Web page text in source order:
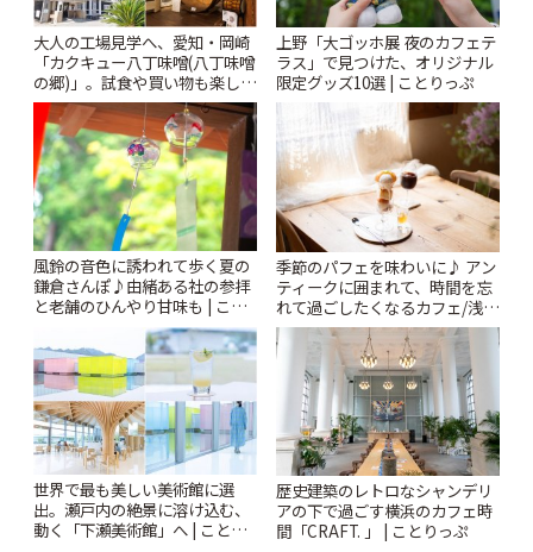
大人の工場見学へ、愛知・岡崎
「カクキュー八丁味噌(八丁味噌
の郷)」。試食や買い物も楽しみ
♪ | ことりっぷ
上野「大ゴッホ展 夜のカフェテ
ラス」で見つけた、オリジナル
限定グッズ10選 | ことりっぷ
風鈴の音色に誘われて歩く夏の
鎌倉さんぽ♪由緒ある社の参拝
と老舗のひんやり甘味も | こと
季節のパフェを味わいに♪ アン
ティークに囲まれて、時間を忘
れて過ごしたくなるカフェ/浅草
「annorum cafe」 | ことりっぷ
世界で最も美しい美術館に選
出。瀬戸内の絶景に溶け込む、
動く「下瀬美術館」へ | ことり
歴史建築のレトロなシャンデリ
アの下で過ごす横浜のカフェ時
間「CRAFT. 」 | ことりっぷ